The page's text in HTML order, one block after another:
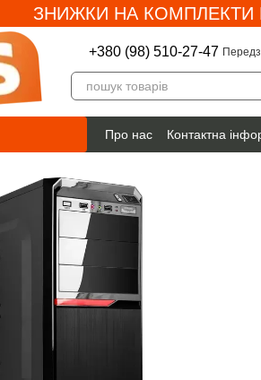
ЗНИЖКИ НА КОМПЛЕКТИ
+380 (98) 510-27-47
Про нас Контактна
Гарантія